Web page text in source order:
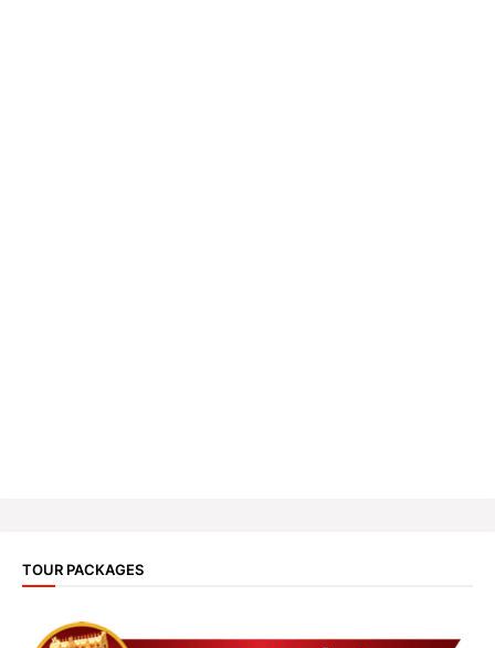
TOUR PACKAGES